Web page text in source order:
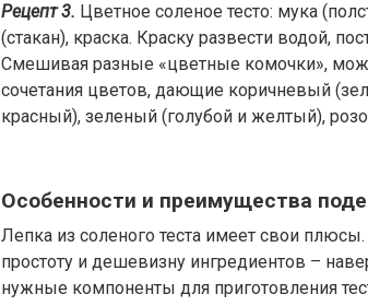
Рецепт 3. Цветное соленое тесто: мука
(стакан), краска. Краску развести водой,
Смешивая разные «цветные комочки»,
сочетания цветов, дающие коричневый
красный), зеленый (голубой и желтый),
Особенности и преимущества
Лепка из соленого теста имеет свои
простоту и дешевизну ингредиентов –
нужные компоненты для приготовления